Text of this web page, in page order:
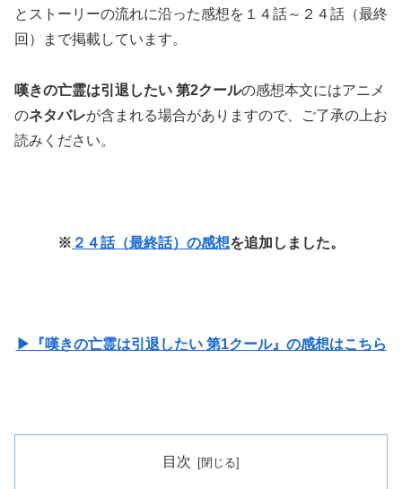
とストーリーの流れに沿った感想を１４話～２４話（最終
回）まで掲載しています。
嘆きの亡霊は引退したい 第2クールの感想本文にはアニメ
のネタバレが含まれる場合がありますので、ご了承の上お
読みください。
※ ２４話（最終話）の感想を追加しました。
▶『嘆きの亡霊は引退したい 第1クール』の感想はこちら
目次